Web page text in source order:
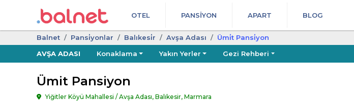
OTEL PANSIYON APART BLOG
Balnet Pansi̇yonlar Balıkesi̇r Avşa Adası
Ümi̇t Pansi̇yon
AVŞA ADASI
Konaklama Yakın Yerler Gezi Rehberi
Ümit Pansiyon
Yiğitler Köyü Mahallesi / Avşa Adası, Balıkesir, Marmara